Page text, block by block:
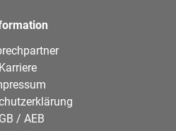
Karriere
/ AEB